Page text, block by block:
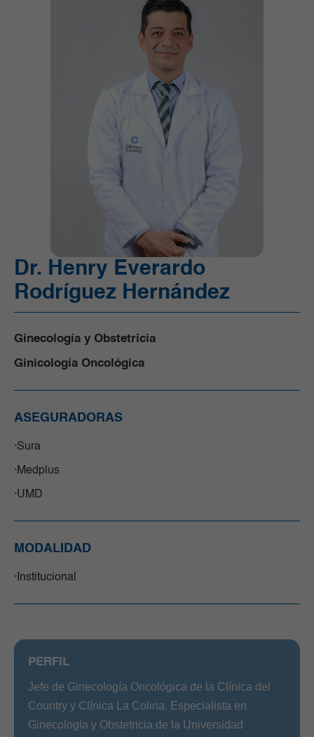
Ortopedia y Traumatología
Radiología e Imágenes Diagnósticas
Unidad de Cuidado Crítico Especializado
Unidad de Mama y Tumores de Tejidos Blandos
Dr. Henry Everardo
Rodríguez Hernández
Ginecología y Obstetricia
Ginicología Oncológica
ASEGURADORAS
Sura
Medplus
UMD
MODALIDAD
Institucional
PERFIL
Jefe de Ginecología Oncológica de la Clínica del
Country y Clínica La Colina. Especialista en
Ginecología y Obstetricia de la Universidad